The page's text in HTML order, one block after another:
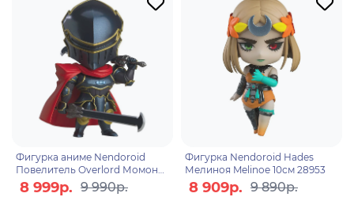
Фигурка аниме Nendoroid
Повелитель Overlord Момон
Dark Hero Momon 10см 28328
8 999р. 9 990р.
Фигурка Nendoroid Hades
Мелиноя Melinoe 10см 28953
8 909р. 9 890р.